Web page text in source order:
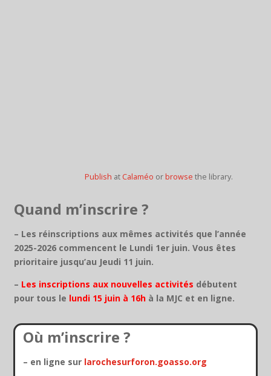
Publish at Calaméo or browse the library.
Quand m’inscrire ?
– Les réinscriptions aux mêmes activités que l’année
2025-2026 commencent le Lundi 1er juin. Vous êtes
prioritaire jusqu’au Jeudi 11 juin.
– Les inscriptions aux nouvelles activités débutent
pour tous le lundi 15 juin à 16h à la MJC et en ligne.
Où m’inscrire ?
– en ligne sur larochesurforon.goasso.org